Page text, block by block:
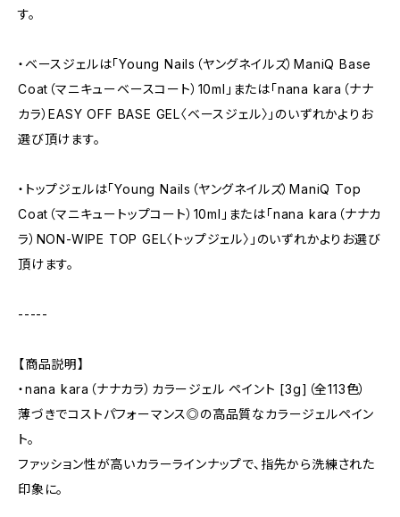
す。
・ベースジェルは「Young Nails（ヤングネイルズ）ManiQ Base
Coat（マニキューベースコート）10ml」または「nana kara（ナナ
カラ）EASY OFF BASE GEL〈ベースジェル〉」のいずれかよりお
選び頂けます。
・トップジェルは「Young Nails（ヤングネイルズ）ManiQ Top
Coat（マニキュートップコート）10ml」または「nana kara（ナナカ
ラ）NON-WIPE TOP GEL〈トップジェル〉」のいずれかよりお選び
頂けます。
-----
【商品説明】
・nana kara（ナナカラ）カラージェル ペイント [3g]（全113色）
薄づきでコストパフォーマンス◎の高品質なカラージェルペイン
ト。
ファッション性が高いカラーラインナップで、指先から洗練された
印象に。